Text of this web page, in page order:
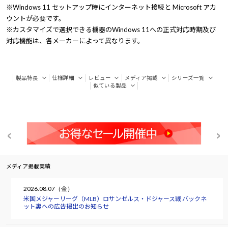
※Windows 11 セットアップ時にインターネット接続と Microsoft アカ
ウントが必要です。
※カスタマイズで選択できる機器のWindows 11への正式対応時期及び
対応機能は、各メーカーによって異なります。
製品特長 仕様詳細 レビュー メディア掲載
シリーズ一覧
似ている製品
メディア掲載実績
2026.08.07（金）
米国メジャーリーグ（MLB）ロサンゼルス・ドジャース戦 バックネ
ット裏への広告掲出のお知らせ